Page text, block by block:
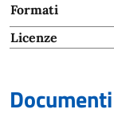
Formati
Licenze
Documenti